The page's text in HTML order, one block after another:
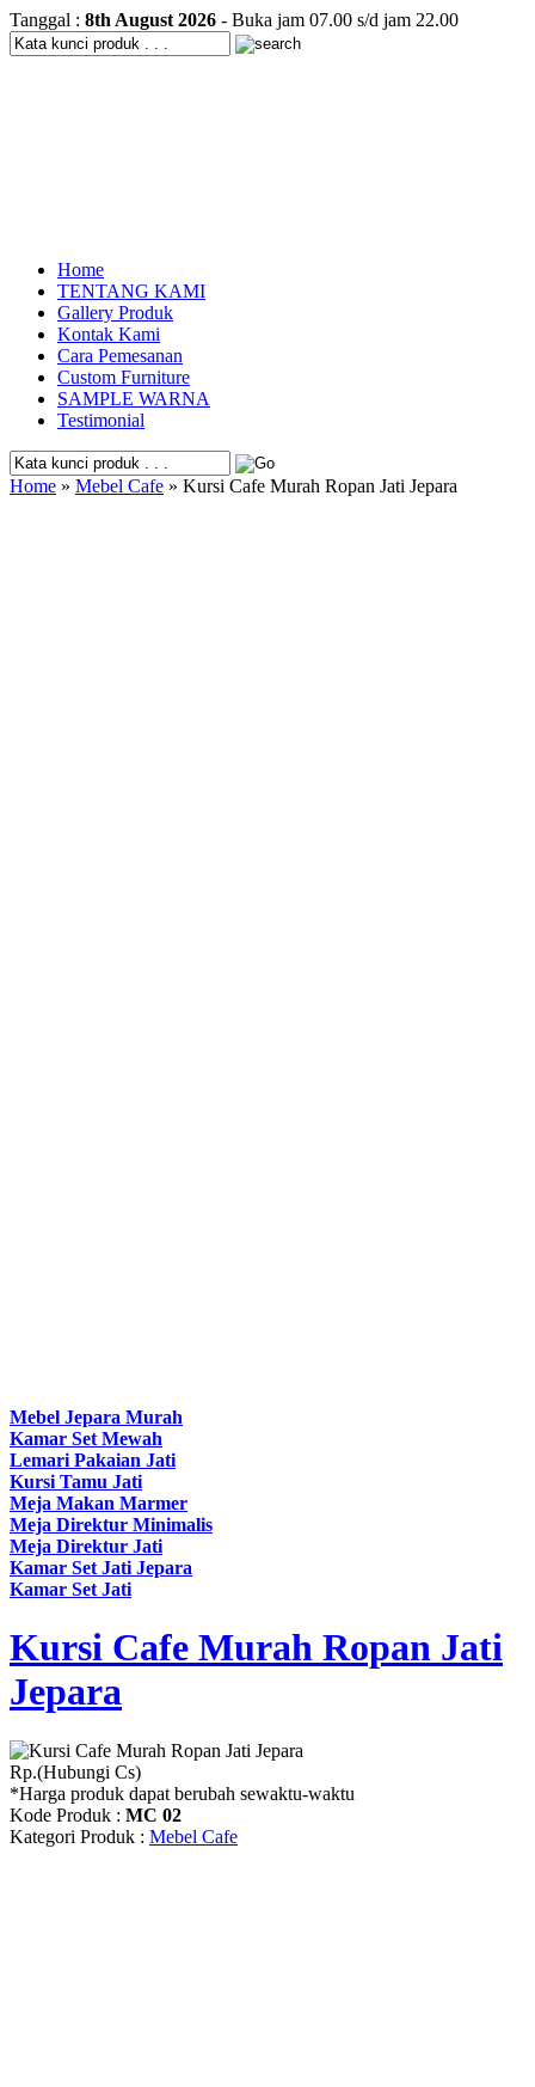
Tanggal : 8th August 2026 - Buka jam 07.00 s/d jam 22.00
Home
TENTANG KAMI
Gallery Produk
Kontak Kami
Cara Pemesanan
Custom Furniture
SAMPLE WARNA
Testimonial
Home » Mebel Cafe » Kursi Cafe Murah Ropan Jati Jepara
Mebel Jepara Murah
Kamar Set Mewah
Lemari Pakaian Jati
Kursi Tamu Jati
Meja Makan Marmer
Meja Direktur Minimalis
Meja Direktur Jati
Kamar Set Jati Jepara
Kamar Set Jati
Kursi Cafe Murah Ropan Jati
Jepara
Rp.(Hubungi Cs)
*Harga produk dapat berubah sewaktu-waktu
Kode Produk : MC 02
Kategori Produk : Mebel Cafe